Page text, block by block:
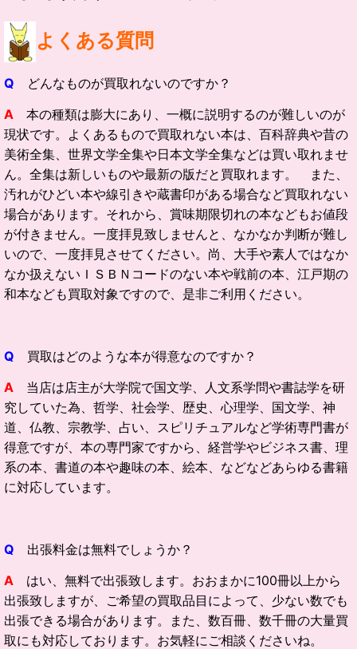
よくある質問
Q どんなものが買取れないのですか？
A
本の種類は膨大にあり、一概に説明するのが難しいのが
現状です。よくあるもので買取れない本は、百科辞典や昔の
美術全集、世界文学全集や日本文学全集などは買い取れませ
ん。全集は新しいものや最新の版だと買取れます。 また、
汚れがひどい本や線引きや蔵書印がある場合など買取れない
場合があります。それから、賞味期限切れの本などもお値段
が付きません。一度拝見致しませんと、なかなか判断が難し
いので、一度拝見させてください。尚、大手や素人ではなか
なか扱えないＩＳＢＮコードのない本や戦前の本、江戸期の
和本なども買取対象ですので、是非ご利用ください。
Q
買取はどのような本が得意なのですか？
A
当店は店主が大学院で国文学、人文系学問や書誌学を研
究していた為、哲学、社会学、歴史、心理学、国文学、神
道、仏教、宗教学、占い、スピリチュアルなど学術専門書が
得意ですが、本の専門家ですから、経営学やビジネス書、理
系の本、書道の本や趣味の本、絵本、などなどあらゆる書籍
に対応しています。
Q 出張料金は無料でしょうか？
A はい、無料で出張致します。おおまかに100冊以上から
出張致しますが、ご希望の買取品目によって、少ない数でも
出張できる場合があります。また、数百冊、数千冊の大量買
取にも対応しております。お気軽にご相談くださいね。